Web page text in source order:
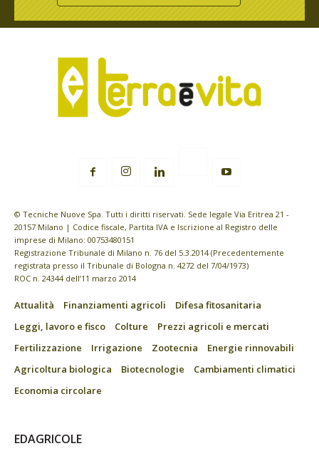
© Tecniche Nuove Spa. Tutti i diritti riservati. Sede legale Via Eritrea 21 -
20157 Milano | Codice fiscale, Partita IVA e Iscrizione al Registro delle
imprese di Milano: 00753480151
Registrazione Tribunale di Milano n. 76 del 5.3.2014 (Precedentemente
registrata presso il Tribunale di Bologna n. 4272 del 7/04/1973)
ROC n. 24344 dell’11 marzo 2014
Attualità Finanziamenti agricoli
Difesa fitosanitaria
Leggi, lavoro e fisco
Colture
Prezzi agricoli e mercati
Fertilizzazione
Irrigazione Zootecnia
Energie rinnovabili
Agricoltura biologica
Biotecnologie
Cambiamenti climatici
Economia circolare
EDAGRICOLE